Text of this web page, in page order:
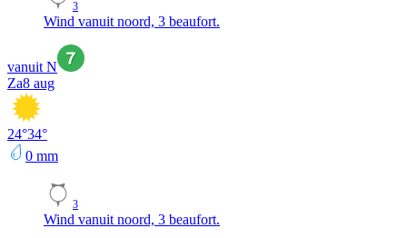
3
Wind vanuit noord, 3 beaufort.
vanuit N
Za8 aug
24°34°
0 mm
3
Wind vanuit noord, 3 beaufort.